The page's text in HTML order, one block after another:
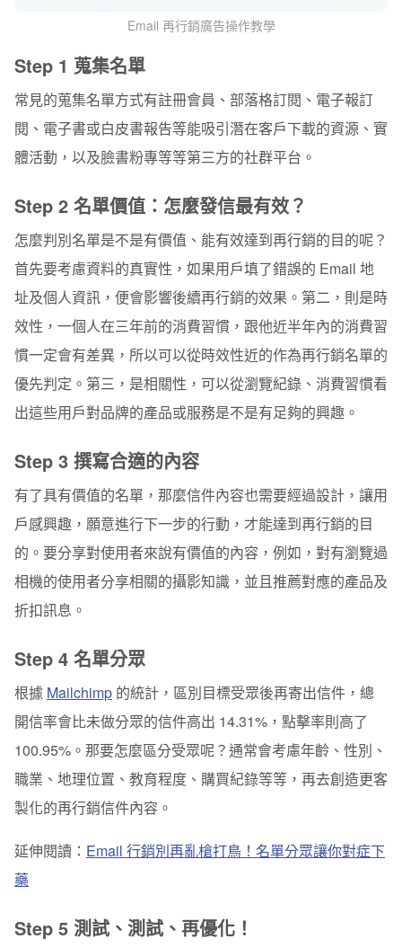
Email 再行銷廣告操作教學
Step 1 蒐集名單
常見的蒐集名單方式有註冊會員、部落格訂閱、電子報訂
閱、電子書或白皮書報告等能吸引潛在客戶下載的資源、實
體活動，以及臉書粉專等等第三方的社群平台。
Step 2 名單價值：怎麼發信最有效？
怎麼判別名單是不是有價值、能有效達到再行銷的目的呢？
首先要考慮資料的真實性，如果用戶填了錯誤的 Email 地
址及個人資訊，便會影響後續再行銷的效果。第二，則是時
效性，一個人在三年前的消費習慣，跟他近半年內的消費習
慣一定會有差異，所以可以從時效性近的作為再行銷名單的
優先判定。第三，是相關性，可以從瀏覽紀錄、消費習慣看
出這些用戶對品牌的產品或服務是不是有足夠的興趣。
Step 3 撰寫合適的內容
有了具有價值的名單，那麼信件內容也需要經過設計，讓用
戶感興趣，願意進行下一步的行動，才能達到再行銷的目
的。要分享對使用者來說有價值的內容，例如，對有瀏覽過
相機的使用者分享相關的攝影知識，並且推薦對應的產品及
折扣訊息。
Step 4 名單分眾
根據 Mailchimp 的統計，區別目標受眾後再寄出信件，總
開信率會比未做分眾的信件高出 14.31%，點擊率則高了
100.95%。那要怎麼區分受眾呢？通常會考慮年齡、性別、
職業、地理位置、教育程度、購買紀錄等等，再去創造更客
製化的再行銷信件內容。
延伸閱讀： Email 行銷別再亂槍打鳥！名單分眾讓你對症下
藥
Step 5 測試、測試、再優化！